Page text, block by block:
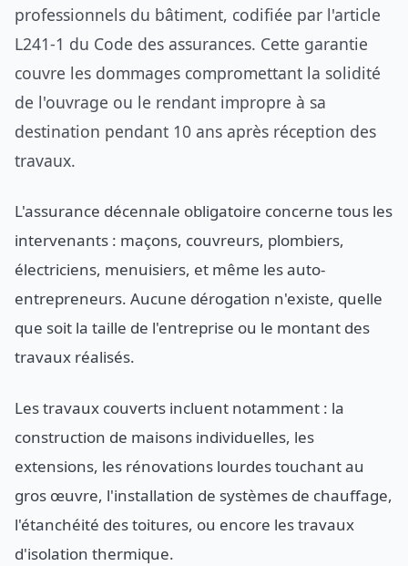
professionnels du bâtiment, codifiée par l'article
L241-1 du Code des assurances. Cette garantie
couvre les dommages compromettant la solidité
de l'ouvrage ou le rendant impropre à sa
destination pendant 10 ans après réception des
travaux.
L'assurance décennale obligatoire concerne tous les
intervenants : maçons, couvreurs, plombiers,
électriciens, menuisiers, et même les auto-
entrepreneurs. Aucune dérogation n'existe, quelle
que soit la taille de l'entreprise ou le montant des
travaux réalisés.
Les travaux couverts incluent notamment : la
construction de maisons individuelles, les
extensions, les rénovations lourdes touchant au
gros œuvre, l'installation de systèmes de chauffage,
l'étanchéité des toitures, ou encore les travaux
d'isolation thermique.